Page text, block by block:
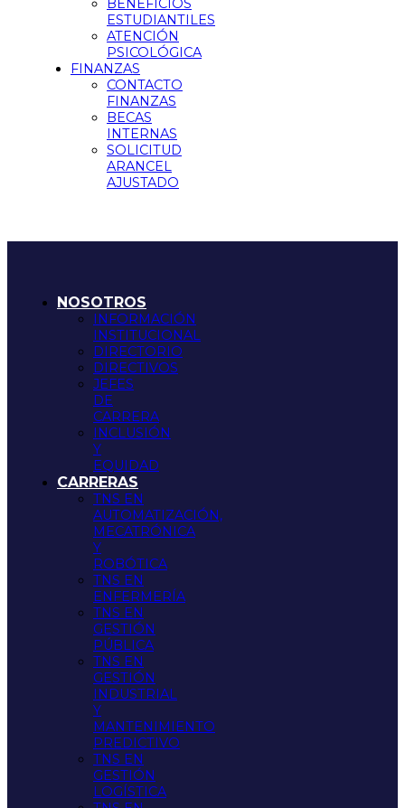
BENEFICIOS
ESTUDIANTILES
ATENCIÓN
PSICOLÓGICA
FINANZAS
CONTACTO
FINANZAS
BECAS
INTERNAS
SOLICITUD
ARANCEL
AJUSTADO
NOSOTROS
INFORMACIÓN
INSTITUCIONAL
DIRECTORIO
DIRECTIVOS
JEFES
DE
CARRERA
INCLUSIÓN
Y
EQUIDAD
CARRERAS
TNS EN
AUTOMATIZACIÓN,
MECATRÓNICA
Y
ROBÓTICA
TNS EN
ENFERMERÍA
TNS EN
GESTIÓN
PÚBLICA
TNS EN
GESTIÓN
INDUSTRIAL
Y
MANTENIMIENTO
PREDICTIVO
TNS EN
GESTIÓN
LOGÍSTICA